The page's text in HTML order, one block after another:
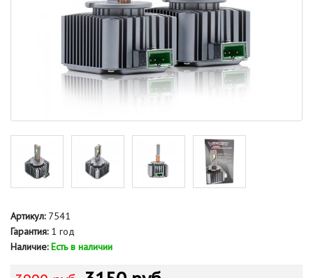
Артикул:7541
Гарантия:1 год
Наличие: Есть в наличии